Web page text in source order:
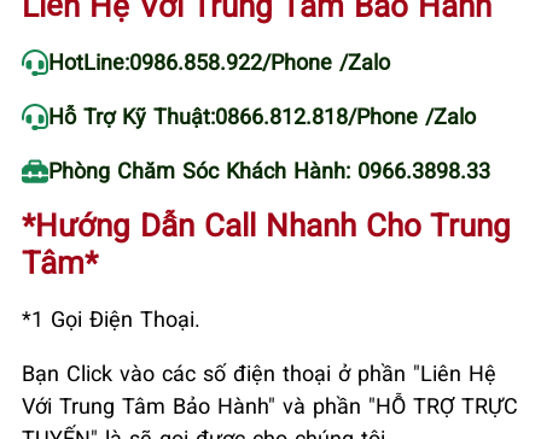
HotLine:0986.858.922/Phone /Zalo
Hỗ Trợ Kỹ Thuật:0866.812.818/Phone /Zalo
Phòng Chăm Sóc Khách Hành: 0966.3898.33
*Hướng Dẫn Call Nhanh Cho Trung
Tâm*
*1 Gọi Điện Thoại.
Bạn Click vào các số điện thoại ở phần "Liên Hệ
Với Trung Tâm Bảo Hành" và phần "HỖ TRỢ TRỰC